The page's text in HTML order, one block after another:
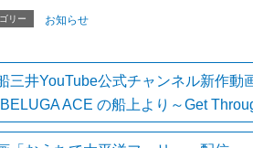
リー お知らせ
三井YouTube公式チャンネル新作動
ACE の船上より～Get